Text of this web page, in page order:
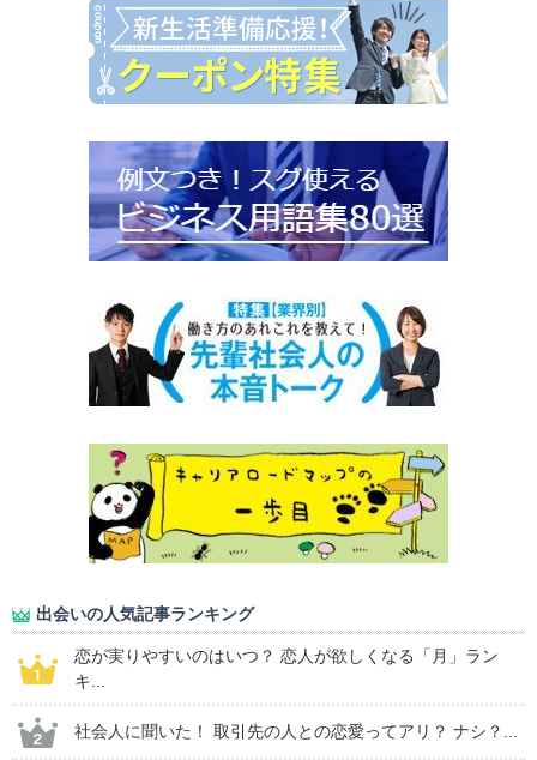
出会いの人気記事ランキング
恋が実りやすいのはいつ？ 恋人が欲しくなる「月」ラン
キ...
社会人に聞いた！ 取引先の人との恋愛ってアリ？ ナシ？...